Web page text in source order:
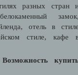
разных стран
отель в
стиле, кафе